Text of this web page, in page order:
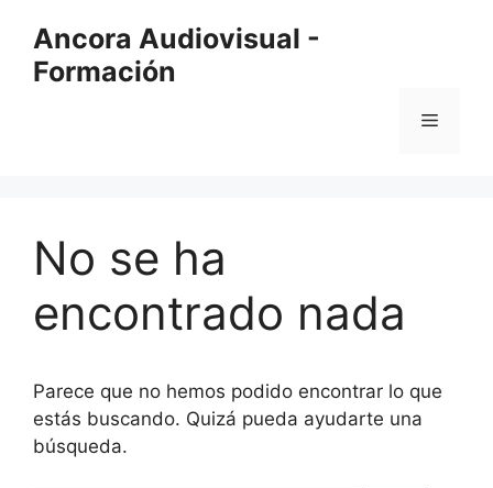
contenido
Ancora Audiovisual -
Formación
Menú
No se ha
encontrado nada
Parece que no hemos podido encontrar lo que
estás buscando. Quizá pueda ayudarte una
búsqueda.